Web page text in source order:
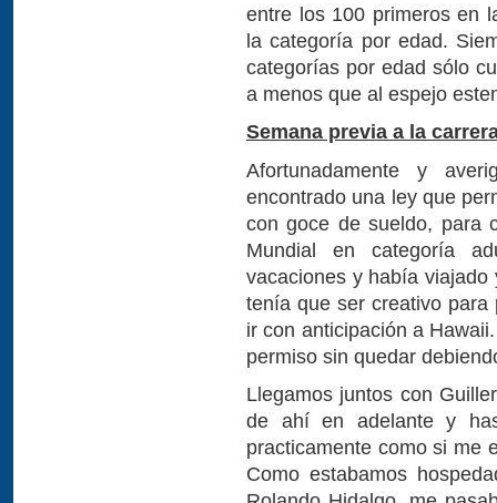
entre los 100 primeros en
la categoría por edad.
categorías por edad sólo
a menos que al espejo
Semana previa a la
Afortunadamente y
encontrado una ley que
con goce de sueldo, para
Mundial en categoría
vacaciones y había
tenía que ser creativo para
ir con anticipación a
permiso sin quedar
Llegamos juntos con
de ahí en adelante y
practicamente como si me
Como estabamos